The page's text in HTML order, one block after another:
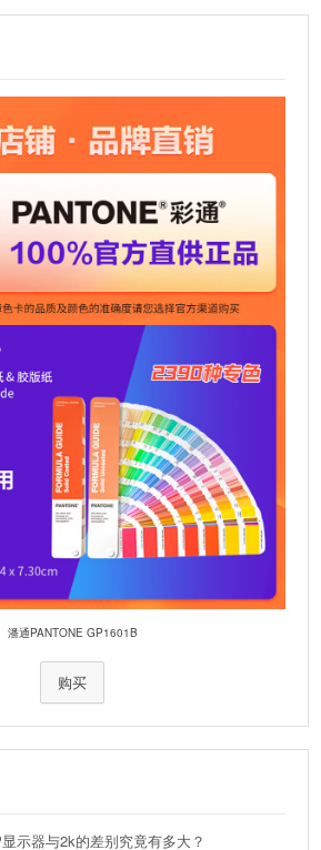
潘通PANTONE GP1601B
购买
示器与2k的差别究竟有多大？